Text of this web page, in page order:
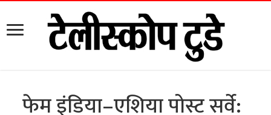
फेम इंडिया–एशिया पोस्ट सर्वे: